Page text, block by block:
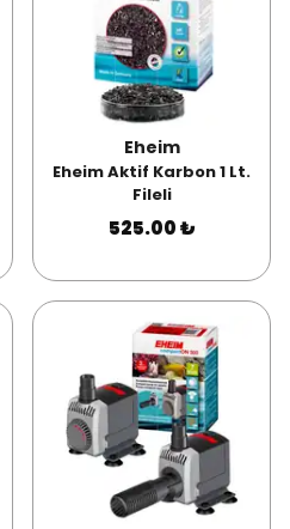
Eheim
Eheim Aktif Karbon 1 Lt.
Fileli
525.00 ₺